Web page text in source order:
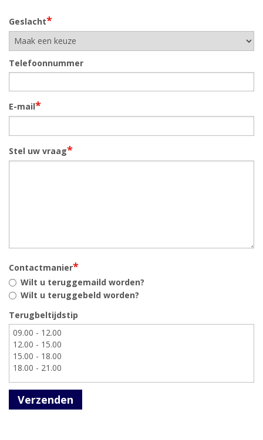
Geslacht*
Telefoonnummer
E-mail*
Stel uw vraag*
Contactmanier*
Wilt u teruggemaild worden?
Wilt u teruggebeld worden?
Terugbeltijdstip
Verzenden